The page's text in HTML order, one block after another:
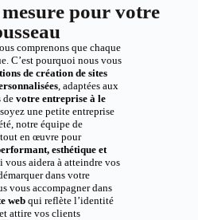
pour votre
comprenons que chaque
C’est pourquoi nous vous
de création de sites
, adaptées aux
devotre entreprise à le
une petite entreprise
notre équipe de
en œuvre pour
esthétique et
vous aidera à atteindre vos
dans votre
vous accompagner dans
webqui reflète l’identité
attire vos clients